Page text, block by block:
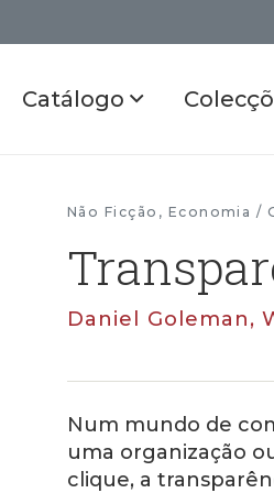
Catálogo
Não Ficção , Economia /
Daniel Goleman,
Num mundo de
uma organização
clique, a